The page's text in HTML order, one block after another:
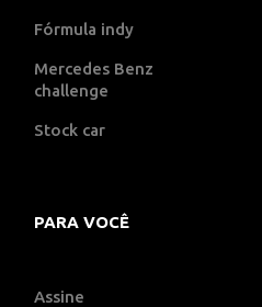
Fórmula indy
Mercedes Benz
challenge
Stock car
PARA VOCÊ
Assine